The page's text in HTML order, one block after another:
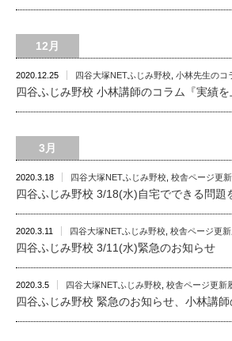
12月
2020.12.25 四谷大塚NETふじみ野校 小林先生のコ
四谷ふじみ野校 小林講師のコラム『実績を
3月
2020.3.18 四谷大塚NETふじみ野校 校舎ページ更
四谷ふじみ野校 3/18(水)自宅でできる問題
2020.3.11 四谷大塚NETふじみ野校 校舎ページ更
四谷ふじみ野校 3/11(水)緊急のお知らせ
2020.3.5 四谷大塚NETふじみ野校 校舎ページ更新
四谷ふじみ野校 緊急のお知らせ、小林講師